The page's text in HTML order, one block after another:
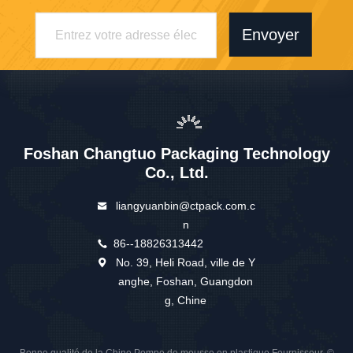
Envoyer
Foshan Changtuo Packaging Technology
Co., Ltd.
liangyuanbin@ctpack.com.c
n
86--18826313442
No. 39, Heli Road, ville de Y
anghe, Foshan, Guangdon
g, Chine